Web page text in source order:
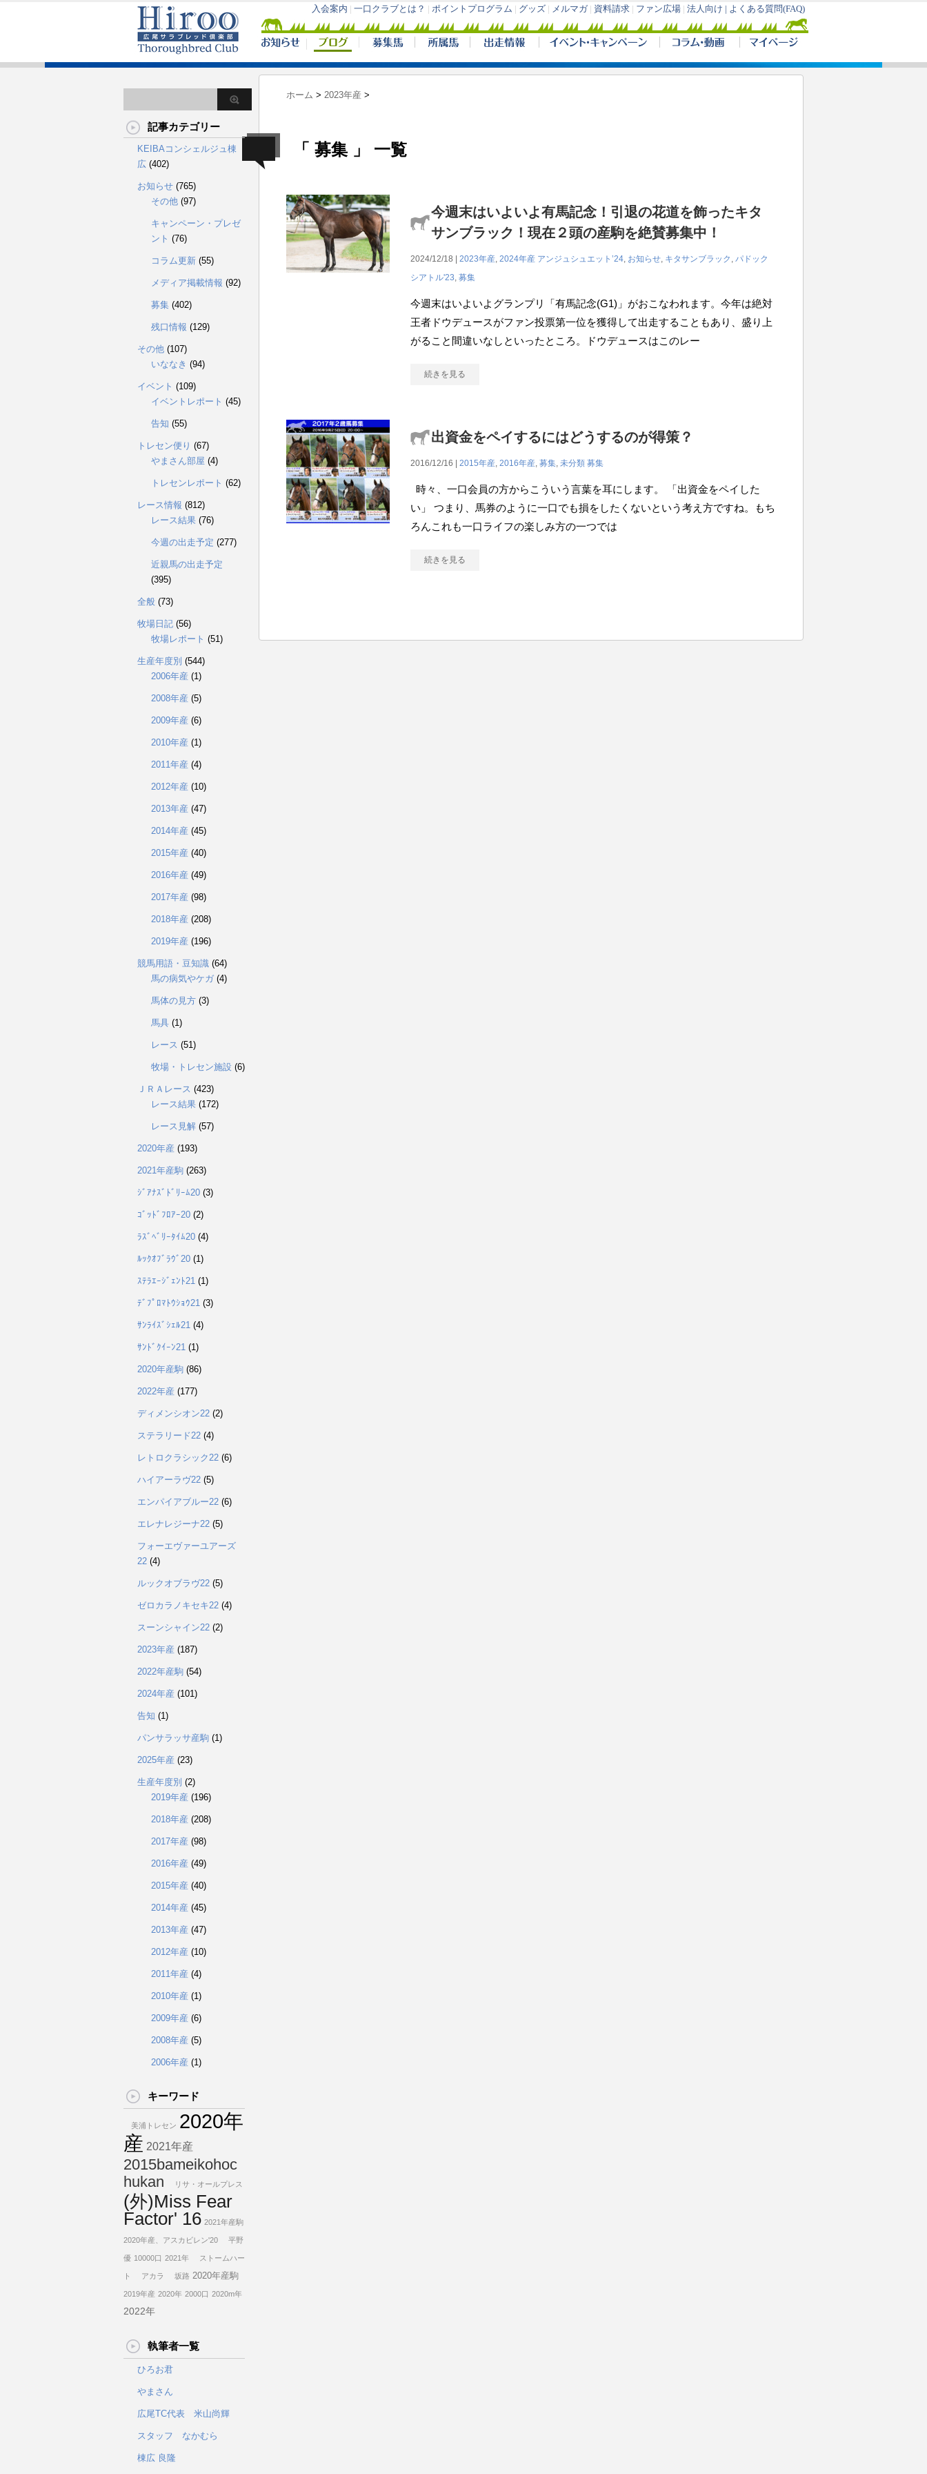
ホーム > 2023年産 >
「 募集 」 一覧
今週末はいよいよ有馬記念！引退の花道を飾ったキタ
サンブラック！現在２頭の産駒を絶賛募集中！
2024/12/18 | 2023年産, 2024年産 アンジュシュエット’24, お知らせ, キタサンブラック , パドック
シアトル'23, 募集
今週末はいよいよグランプリ「有馬記念(G1)」がおこなわれます。今年は絶対
王者ドウデュースがファン投票第一位を獲得して出走することもあり、盛り上
がること間違いなしといったところ。ドウデュースはこのレー
続きを見る
出資金をペイするにはどうするのが得策？
2016/12/16 | 2015年産, 2016年産, 募集, 未分類 募集
時々、一口会員の方からこういう言葉を耳にします。 「出資金をペイした
い」 つまり、馬券のように一口でも損をしたくないという考え方ですね。もち
ろんこれも一口ライフの楽しみ方の一つでは
続きを見る
記事カテゴリー
KEIBAコンシェルジュ棟
広 (402)
お知らせ (765)
その他 (97)
キャンペーン・プレゼ
ント (76)
コラム更新 (55)
メディア掲載情報 (92)
募集 (402)
残口情報 (129)
その他 (107)
いななき (94)
イベント (109)
イベントレポート (45)
告知 (55)
トレセン便り (67)
やまさん部屋 (4)
トレセンレポート (62)
レース情報 (812)
レース結果 (76)
今週の出走予定 (277)
近親馬の出走予定
(395)
全般 (73)
牧場日記 (56)
牧場レポート (51)
生産年度別 (544)
2006年産 (1)
2008年産 (5)
2009年産 (6)
2010年産 (1)
2011年産 (4)
2012年産 (10)
2013年産 (47)
2014年産 (45)
2015年産 (40)
2016年産 (49)
2017年産 (98)
2018年産 (208)
2019年産 (196)
競馬用語・豆知識 (64)
馬の病気やケガ (4)
馬体の見方 (3)
馬具 (1)
レース (51)
牧場・トレセン施設 (6)
ＪＲＡレース (423)
レース結果 (172)
レース見解 (57)
2020年産 (193)
2021年産駒 (263)
ｼﾞｱﾅｽﾞﾄﾞﾘｰﾑ20 (3)
ｺﾞｯﾄﾞﾌﾛｱｰ20 (2)
ﾗｽﾞﾍﾞﾘｰﾀｲﾑ20 (4)
ﾙｯｸｵﾌﾞﾗｳﾞ20 (1)
ｽﾃﾗｴｰｼﾞｪﾝﾄ21 (1)
ﾃﾞﾌﾟﾛﾏﾄｳｼｮｳ21 (3)
ｻﾝﾗｲｽﾞｼｪﾙ21 (4)
ｻﾝﾄﾞｸｲｰﾝ21 (1)
2020年産駒 (86)
2022年産 (177)
ディメンシオン22 (2)
ステラリード22 (4)
レトロクラシック22 (6)
ハイアーラヴ22 (5)
エンパイアブルー22 (6)
エレナレジーナ22 (5)
フォーエヴァーユアーズ
22 (4)
ルックオブラヴ22 (5)
ゼロカラノキセキ22 (4)
スーンシャイン22 (2)
2023年産 (187)
2022年産駒 (54)
2024年産 (101)
告知 (1)
パンサラッサ産駒 (1)
2025年産 (23)
生産年度別 (2)
2019年産 (196)
2018年産 (208)
2017年産 (98)
2016年産 (49)
2015年産 (40)
2014年産 (45)
2013年産 (47)
2012年産 (10)
2011年産 (4)
2010年産 (1)
2009年産 (6)
2008年産 (5)
2006年産 (1)
キーワード
美浦トレセン 2020年
産 2021年産
2015bameikohoc
hukan
リサ・オールプレス
(外)Miss Fear
Factor' 16 2021年産駒
2020年産、アスカビレン'20 平野
優 10000口 2021年 ストームハー
ト アカラ 坂路 2020年産駒
2019年産 2020年 2000口 2020m年
2022年
執筆者一覧
ひろお君
やまさん
広尾TC代表 米山尚輝
スタッフ なかむら
棟広 良隆